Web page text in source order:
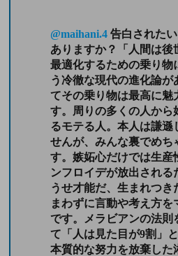
@maihani.4告白された
ありますか？「人間は後
最適化するための乗り物
う冷徹な現代の進化論が
てその乗り物は最高に魅
す。周りの多くの人から
るモテる人。本人は謙遜
せんが、みんな裏でめち
す。嫉妬心だけでは生産
ンフロイデが放出される
うせ才能だ、生まれつき
まわずに言動や考え方を
です。メラビアンの法則
て「人は見た目が9割」
本質的な努力を放棄した